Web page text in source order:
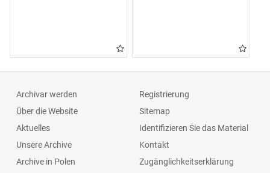
Archivar werden
Über die Website
Aktuelles
Unsere Archive
Archive in Polen
Registrierung
Sitemap
Identifizieren Sie das Material
Kontakt
Zugänglichkeitserklärung